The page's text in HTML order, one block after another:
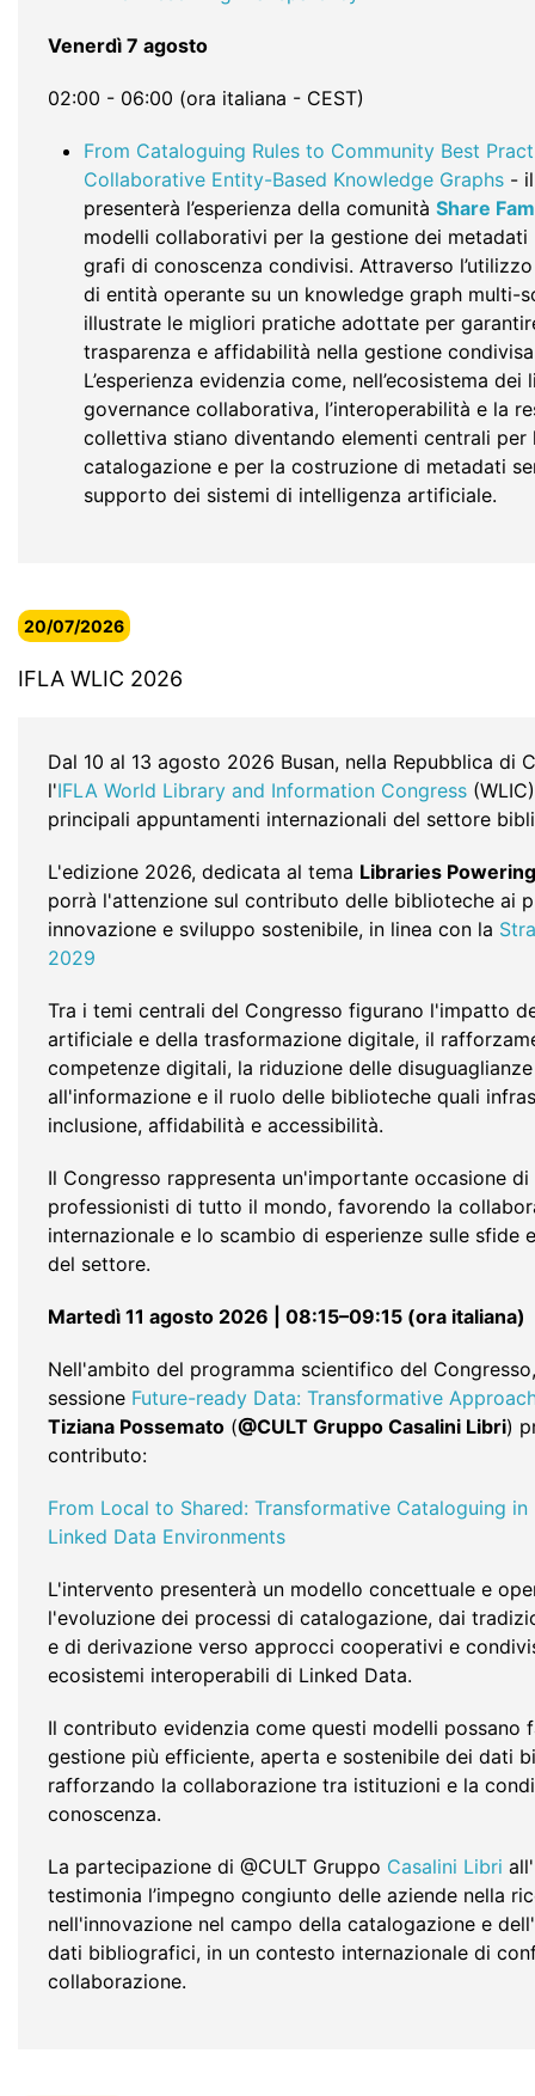
Venerdì 7 agosto
02:00 - 06:00 (ora italiana - CEST)
From Cataloguing Rules to Community Best
Collaborative Entity-Based Knowledge Graphs -
presenterà l’esperienza della comunità Share
modelli collaborativi per la gestione dei metadati
grafi di conoscenza condivisi. Attraverso
di entità operante su un knowledge graph multi-
illustrate le migliori pratiche adottate per
trasparenza e affidabilità nella gestione
L’esperienza evidenzia come, nell’ecosistema dei
governance collaborativa, l’interoperabilità e la
collettiva stiano diventando elementi centrali per
catalogazione e per la costruzione di metadati
supporto dei sistemi di intelligenza artificiale.
20/07/2026
IFLA WLIC 2026
Dal 10 al 13 agosto 2026 Busan, nella Repubblica di
l'IFLA World Library and Information Congress
principali appuntamenti internazionali del settore
L'edizione 2026, dedicata al tema Libraries
porrà l'attenzione sul contributo delle biblioteche ai
innovazione e sviluppo sostenibile, in linea con la
2029
Tra i temi centrali del Congresso figurano l'impatto
artificiale e della trasformazione digitale, il
competenze digitali, la riduzione delle
all'informazione e il ruolo delle biblioteche quali
inclusione, affidabilità e accessibilità.
Il Congresso rappresenta un'importante occasione
professionisti di tutto il mondo, favorendo la
internazionale e lo scambio di esperienze sulle sfide
del settore.
Martedì 11 agosto 2026 | 08:15–09:15 (ora italiana)
Nell'ambito del programma scientifico del
sessione Future-ready Data: Transformative
Tiziana Possemato (@CULT Gruppo Casalini Libri)
contributo:
From Local to Shared: Transformative Cataloguing
Linked Data Environments
L'intervento presenterà un modello concettuale e
l'evoluzione dei processi di catalogazione, dai
e di derivazione verso approcci cooperativi e
ecosistemi interoperabili di Linked Data.
Il contributo evidenzia come questi modelli possano
gestione più efficiente, aperta e sostenibile dei dati
rafforzando la collaborazione tra istituzioni e la
conoscenza.
La partecipazione di @CULT Gruppo Casalini Libri
testimonia l’impegno congiunto delle aziende nella
nell'innovazione nel campo della catalogazione e
dati bibliografici, in un contesto internazionale di
collaborazione.